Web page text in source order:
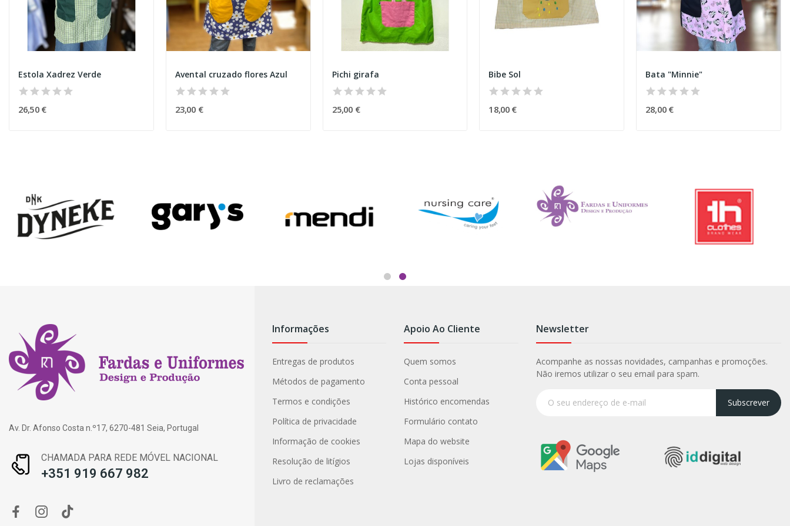
Estola Xadrez Verde
26,50 €
Avental cruzado flores Azul
23,00 €
Pichi girafa
25,00 €
Bibe Sol
18,00 €
Bata "Minnie"
28,00 €
Av. Dr. Afonso Costa n.º17, 6270-481 Seia, Portugal
CHAMADA PARA REDE MÓVEL NACIONAL
+351 919 667 982
Informações
Entregas de produtos
Métodos de pagamento
Termos e condições
Política de privacidade
Informação de cookies
Resolução de litígios
Livro de reclamações
Apoio Ao Cliente
Quem somos
Conta pessoal
Histórico encomendas
Formulário contato
Mapa do website
Lojas disponíveis
Newsletter
Acompanhe as nossas novidades, campanhas e promoções.
Não iremos utilizar o seu email para spam.
Subscrever